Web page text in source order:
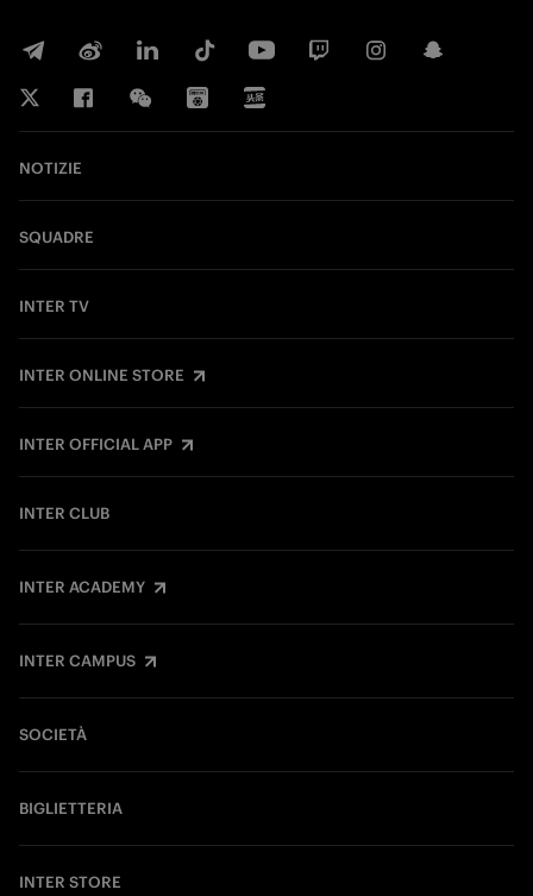
NOTIZIE
SQUADRE
INTER TV
INTER ONLINE STORE
INTER OFFICIAL APP
INTER CLUB
INTER ACADEMY
INTER CAMPUS
SOCIETÀ
BIGLIETTERIA
INTER STORE